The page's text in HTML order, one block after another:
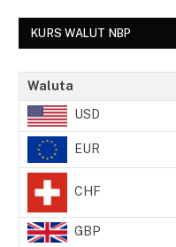
KURS WALUT NBP
Waluta
USD
EUR
CHF
GBP